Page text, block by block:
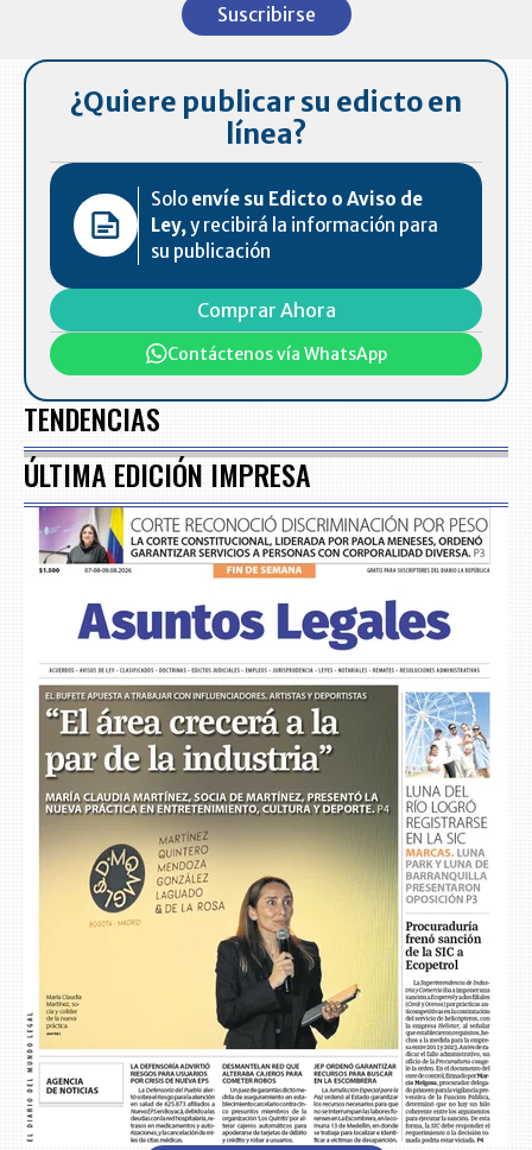
Suscribirse
¿Quiere publicar su edicto en
línea?
Solo envíe su Edicto o Aviso de
Ley, y recibirá la información para
su publicación
Comprar Ahora
Contáctenos vía WhatsApp
TENDENCIAS
ÚLTIMA EDICIÓN IMPRESA